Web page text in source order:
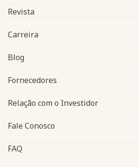
Navegação do rodapé
Revista
Carreira
Blog
Fornecedores
Relação com o Investidor
Fale Conosco
FAQ